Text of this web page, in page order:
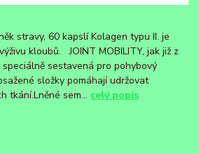
stravy, 60 kapslí Kolagen typu II. je
kloubů. JOINT MOBILITY, jak již z
sestavená pro pohybový
složky pomáhají udržovat
tkání.Lněné sem... celý popis